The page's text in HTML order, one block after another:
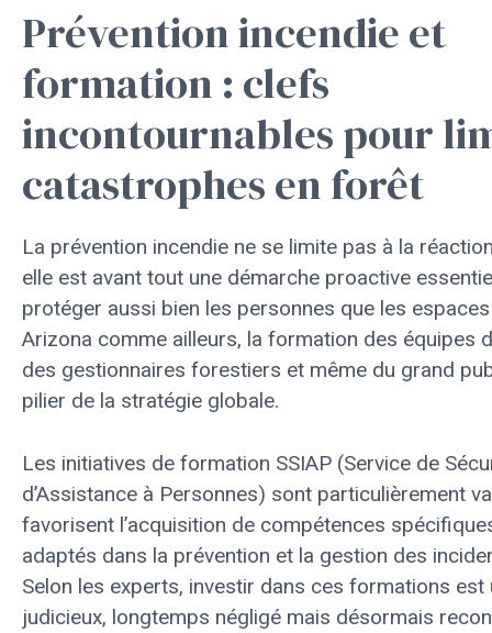
Prévention incendie et
formation : clefs
incontournables pour
catastrophes en forêt
La prévention incendie ne se limite pas à la
elle est avant tout une démarche proactive
protéger aussi bien les personnes que les
Arizona comme ailleurs, la formation des équipes
des gestionnaires forestiers et même du grand
pilier de la stratégie globale.
Les initiatives de formation SSIAP (Service de
d’Assistance à Personnes) sont particulièrement
favorisent l’acquisition de compétences
adaptés dans la prévention et la gestion des
Selon les experts, investir dans ces formations est
judicieux, longtemps négligé mais désormais